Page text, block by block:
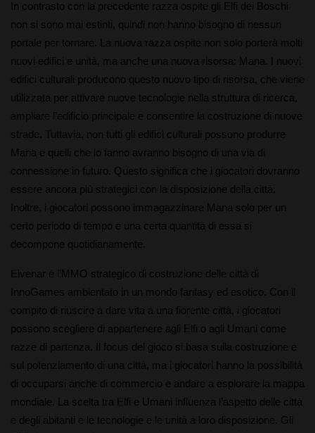
In contrasto con la precedente razza ospite gli Elfi dei Boschi
non si sono mai estinti, quindi non hanno bisogno di nessun
portale per tornare. La nuova razza ospite non solo porterà molti
nuovi edifici e unità, ma anche una nuova risorsa: Mana. I nuovi
edifici culturali producono questo nuovo tipo di risorsa, che viene
utilizzata per attivare nuove tecnologie nella struttura di ricerca,
ampliare l’edificio principale e consentire la costruzione di nuove
strade. Tuttavia, non tutti gli edifici culturali possono produrre
Mana e quelli che lo fanno avranno bisogno di una via di
connessione in futuro. Questo significa che i giocatori dovranno
essere ancora più strategici con la disposizione della città.
Inoltre, i giocatori possono immagazzinare Mana solo per un
certo periodo di tempo e una certa quantità di essa si
decompone quotidianamente.
Elvenar è l’MMO strategico di costruzione delle città di
InnoGames ambientato in un mondo fantasy ed esotico. Con il
compito di riuscire a dare vita a una fiorente città, i giocatori
possono scegliere di appartenere agli Elfi o agli Umani come
razze di partenza. Il focus del gioco si basa sulla costruzione e
sul potenziamento di una città, ma i giocatori hanno la possibilità
di occuparsi anche di commercio e andare a esplorare la mappa
mondiale. La scelta tra Elfi e Umani influenza l’aspetto delle città
e degli abitanti e le tecnologie e le unità a loro disposizione. Gli